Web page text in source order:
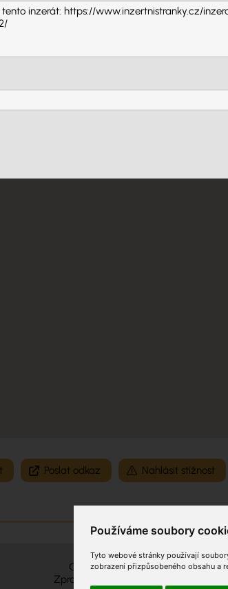
Používáme soubory
Tyto webové stránky používají
zobrazení přizpůsobeného obsahu a
/ Louny)
Poslat odkaz Nahlásit stížnost
Obchodní podmínky
Zpracování osobních údajů